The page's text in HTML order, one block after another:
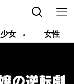
少女 女性